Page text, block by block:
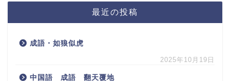
最近の投稿
成語・如狼似虎
2025年10月19日
中国語 成語 翻天覆地